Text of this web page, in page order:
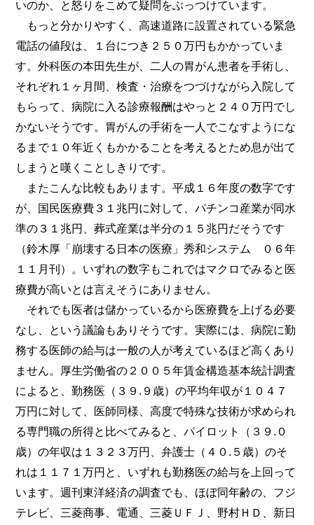
いのか、と怒りをこめて疑問をぶっつけています。
もっと分かりやすく、高速道路に設置されている緊急
電話の値段は、１台につき２５０万円もかかっていま
す。外科医の本田先生が、二人の胃がん患者を手術し、
それぞれ１ヶ月間、検査・治療をつづけながら入院して
もらって、病院に入る診療報酬はやっと２４０万円でし
かないそうです。胃がんの手術を一人でこなすようにな
るまで１０年近くもかかることを考えるとため息が出て
しまうと嘆くことしきりです。
またこんな比較もあります。平成１６年度の数字です
が、国民医療費３１兆円に対して、パチンコ産業が同水
準の３１兆円、葬式産業は半分の１５兆円だそうです
（鈴木厚「崩壊する日本の医療」秀和システム ０６年
１１月刊）。いずれの数字もこれではマクロでみると医
療費が高いとは言えそうにありません。
それでも医者は儲かっているから医療費を上げる必要
なし、という議論もありそうです。実際には、病院に勤
務する医師の給与は一般の人が考えているほど高くあり
ません。厚生労働省の２００５年賃金構造基本統計調査
によると、勤務医（３９.９歳）の平均年収が１０４７
万円に対して、医師同様、高度で特殊な技術が求められ
る専門職の所得と比べてみると、パイロット（３９.０
歳）の年収は１３２３万円、弁護士（４０.５歳）のそ
れは１１７１万円と、いずれも勤務医の給与を上回って
います。週刊東洋経済の調査でも、ほぼ同年齢の、フジ
テレビ、三菱商事、電通、三菱ＵＦＪ、野村ＨＤ、新日